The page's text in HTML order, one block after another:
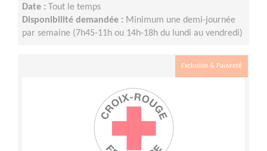
Date : Tout le temps
Disponibilité demandée : Minimum une demi-journée
par semaine (7h45-11h ou 14h-18h du lundi au vendredi)
Exclusion & Pauvreté